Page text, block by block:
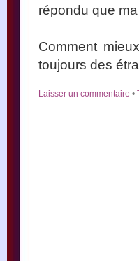
répondu que
Comment
toujours des
Laisser un commentaire •